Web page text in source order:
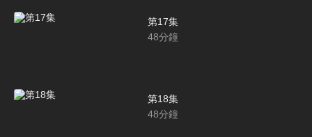
第17集
48分鐘
第18集
48分鐘